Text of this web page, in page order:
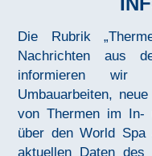
Die Rubrik
Nachrichten aus
informieren wir
Umbauarbeiten,
von Thermen im In-
über den World Spa
aktuellen Daten